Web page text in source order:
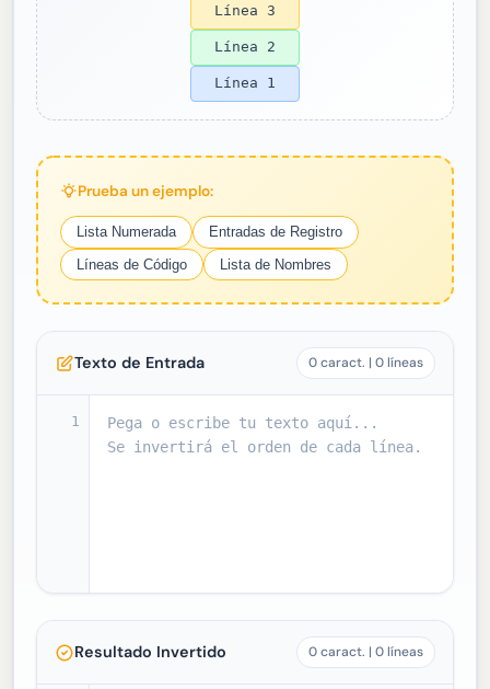
Línea 3
Línea 2
Línea 1
Prueba un ejemplo:
Lista Numerada
Entradas de Registro
Líneas de Código
Lista de Nombres
Texto de Entrada 0 caract. | 0 líneas
1
Resultado Invertido 0 caract. | 0 líneas